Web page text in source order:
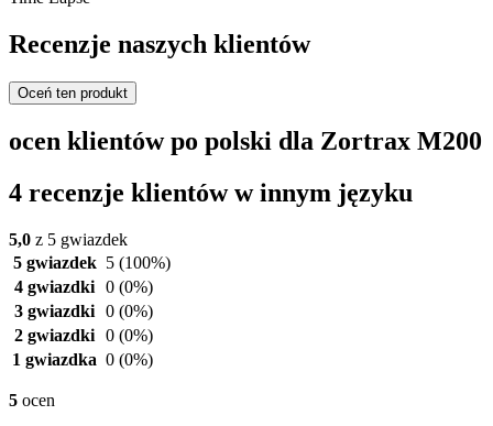
Recenzje naszych klientów
Oceń ten produkt
ocen klientów po polski dla Zortrax M200
4 recenzje klientów w innym języku
5,0 z 5 gwiazdek
5 gwiazdek 5 (100%)
4 gwiazdki 0 (0%)
3 gwiazdki 0 (0%)
2 gwiazdki 0 (0%)
1 gwiazdka 0 (0%)
5 ocen